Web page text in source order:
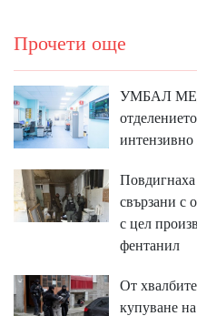
Прочети още
УМБАЛ
интензивно
свързани с
с цел
фентанил
От
купуване